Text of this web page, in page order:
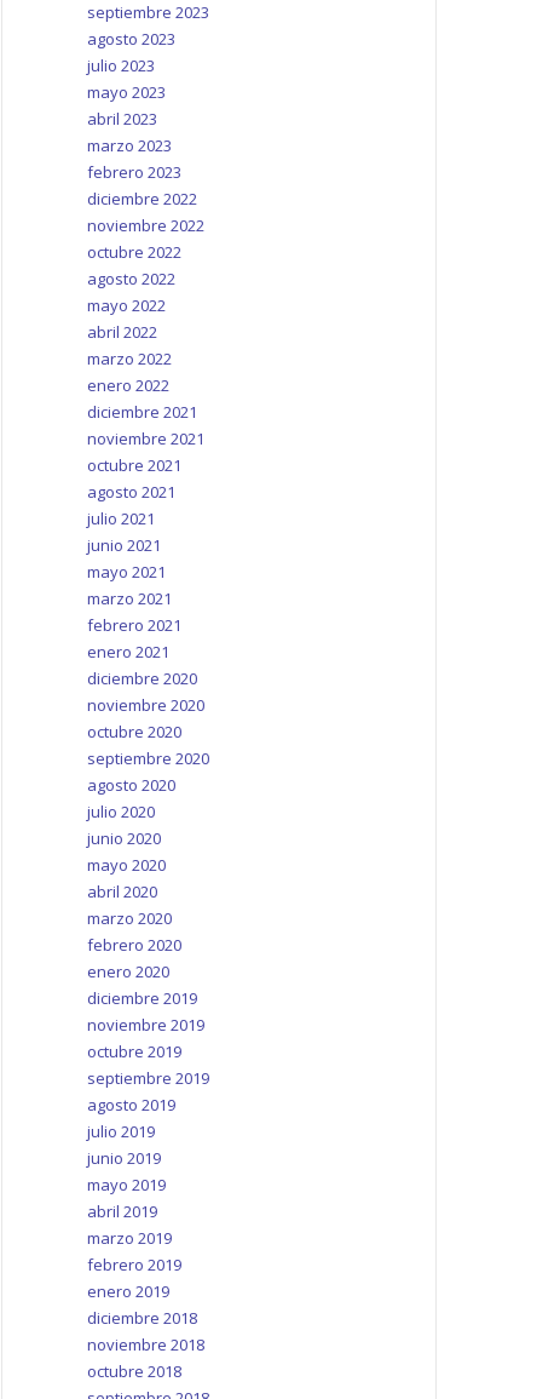
septiembre 2023
agosto 2023
julio 2023
mayo 2023
abril 2023
marzo 2023
febrero 2023
diciembre 2022
noviembre 2022
octubre 2022
agosto 2022
mayo 2022
abril 2022
marzo 2022
enero 2022
diciembre 2021
noviembre 2021
octubre 2021
agosto 2021
julio 2021
junio 2021
mayo 2021
marzo 2021
febrero 2021
enero 2021
diciembre 2020
noviembre 2020
octubre 2020
septiembre 2020
agosto 2020
julio 2020
junio 2020
mayo 2020
abril 2020
marzo 2020
febrero 2020
enero 2020
diciembre 2019
noviembre 2019
octubre 2019
septiembre 2019
agosto 2019
julio 2019
junio 2019
mayo 2019
abril 2019
marzo 2019
febrero 2019
enero 2019
diciembre 2018
noviembre 2018
octubre 2018